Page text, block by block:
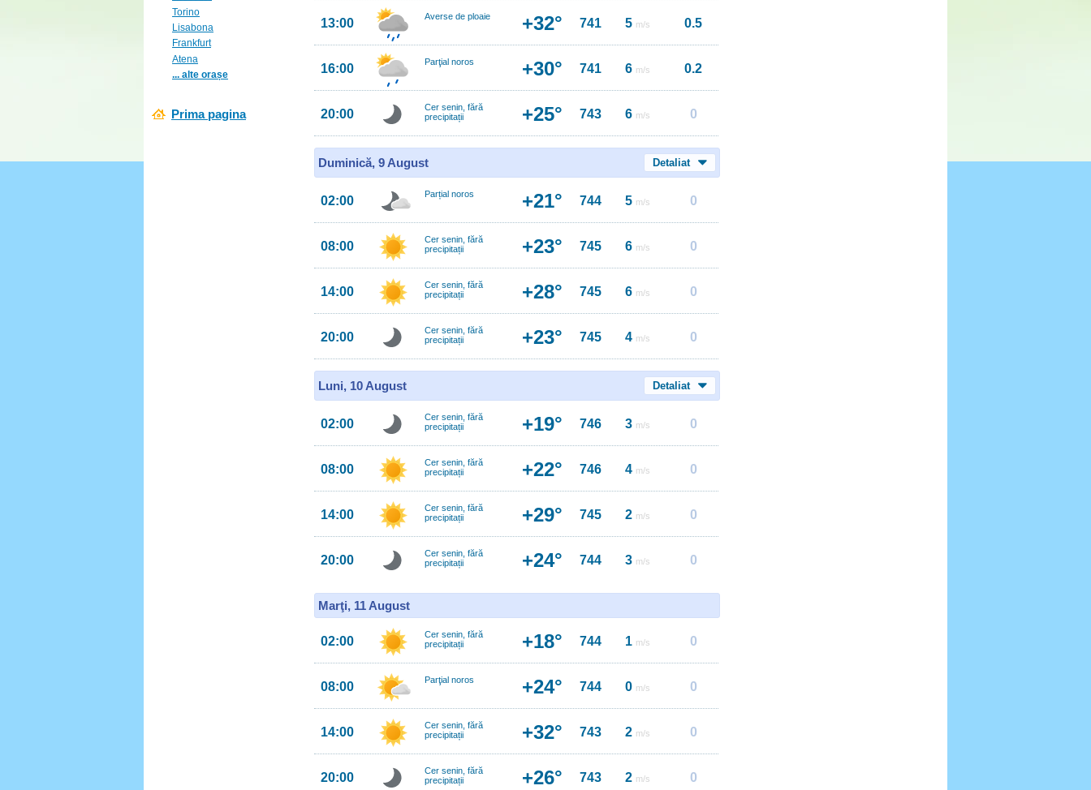
Torino
Lisabona
Frankfurt
Atena
... alte orașe
Prima pagina
13:00 Averse de ploaie +32° 741 5 m/s 0.5
16:00 Parţial noros +30° 741 6 m/s 0.2
20:00
Cer senin, fără
precipitații
+25° 743 6 m/s 0
Duminică, 9 August Detaliat
02:00 Parțial noros +21° 744 5 m/s 0
08:00
Cer senin, fără
precipitații
+23° 745 6 m/s 0
14:00
Cer senin, fără
precipitații
+28° 745 6 m/s 0
20:00
Cer senin, fără
precipitații
+23° 745 4 m/s 0
Luni, 10 August Detaliat
02:00
Cer senin, fără
precipitații
+19° 746 3 m/s 0
08:00
Cer senin, fără
precipitații
+22° 746 4 m/s 0
14:00
Cer senin, fără
precipitații
+29° 745 2 m/s 0
20:00
Cer senin, fără
precipitații
+24° 744 3 m/s 0
Marţi, 11 August
02:00
Cer senin, fără
precipitații
+18° 744 1 m/s 0
08:00 Parţial noros +24° 744 0 m/s 0
14:00
Cer senin, fără
precipitații
+32° 743 2 m/s 0
20:00
Cer senin, fără
precipitații
+26° 743 2 m/s 0